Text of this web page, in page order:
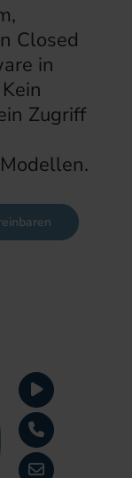
Closed
in
Zugriff